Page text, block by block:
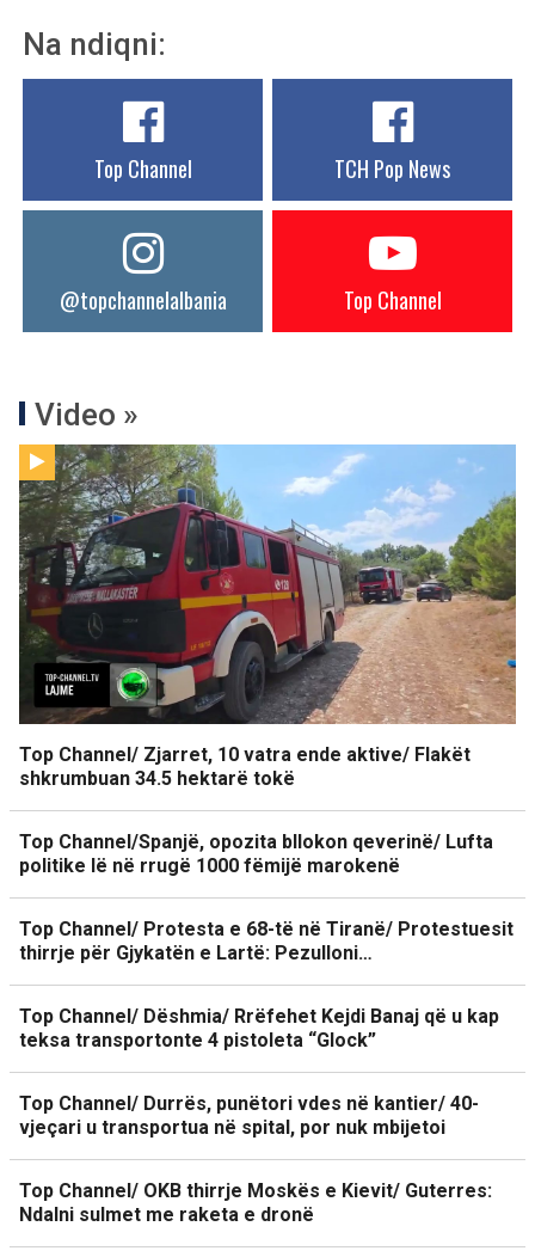
Na ndiqni:
Top Channel TCH Pop News
@topchannelalbania Top Channel
Video »
Top Channel/ Zjarret, 10 vatra ende aktive/ Flakët
shkrumbuan 34.5 hektarë tokë
Top Channel/Spanjë, opozita bllokon qeverinë/ Lufta
politike lë në rrugë 1000 fëmijë marokenë
Top Channel/ Protesta e 68-të në Tiranë/ Protestuesit
thirrje për Gjykatën e Lartë: Pezulloni…
Top Channel/ Dëshmia/ Rrëfehet Kejdi Banaj që u kap
teksa transportonte 4 pistoleta “Glock”
Top Channel/ Durrës, punëtori vdes në kantier/ 40-
vjeçari u transportua në spital, por nuk mbijetoi
Top Channel/ OKB thirrje Moskës e Kievit/ Guterres:
Ndalni sulmet me raketa e dronë